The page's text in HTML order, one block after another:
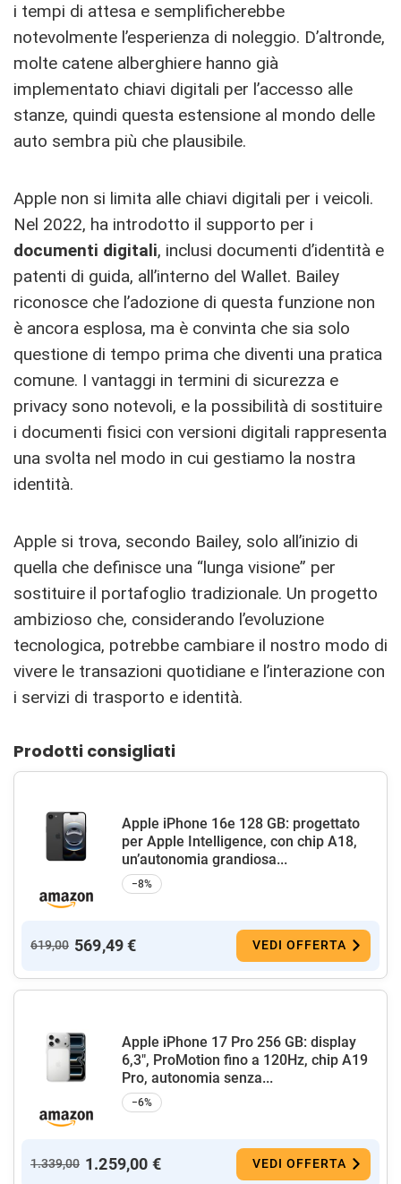
i tempi di attesa e semplificherebbe
notevolmente l’esperienza di noleggio. D’altronde,
molte catene alberghiere hanno già
implementato chiavi digitali per l’accesso alle
stanze, quindi questa estensione al mondo delle
auto sembra più che plausibile.
Apple non si limita alle chiavi digitali per i veicoli.
Nel 2022, ha introdotto il supporto per i
documenti digitali, inclusi documenti d’identità e
patenti di guida, all’interno del Wallet. Bailey
riconosce che l’adozione di questa funzione non
è ancora esplosa, ma è convinta che sia solo
questione di tempo prima che diventi una pratica
comune. I vantaggi in termini di sicurezza e
privacy sono notevoli, e la possibilità di sostituire
i documenti fisici con versioni digitali rappresenta
una svolta nel modo in cui gestiamo la nostra
identità.
Apple si trova, secondo Bailey, solo all’inizio di
quella che definisce una “lunga visione” per
sostituire il portafoglio tradizionale. Un progetto
ambizioso che, considerando l’evoluzione
tecnologica, potrebbe cambiare il nostro modo di
vivere le transazioni quotidiane e l’interazione con
i servizi di trasporto e identità.
Prodotti consigliati
Apple iPhone 16e 128 GB: progettato
per Apple Intelligence, con chip A18,
un’autonomia grandiosa...
−8%
619,00 569,49 € VEDI OFFERTA
Apple iPhone 17 Pro 256 GB: display
6,3", ProMotion fino a 120Hz, chip A19
Pro, autonomia senza...
−6%
1.339,00 1.259,00 € VEDI OFFERTA